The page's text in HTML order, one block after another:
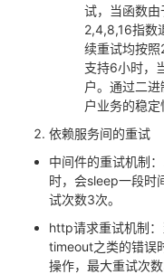
试，当函数
2,4,8,16指数
续重试均按照
支持6小时，
户。通过二
户业务的稳定
依赖服务间的重试
中间件的重试机制
时，会sleep一段时
试次数3次。
http请求重试机制：
timeout之类的错误
操作，最大重试次数